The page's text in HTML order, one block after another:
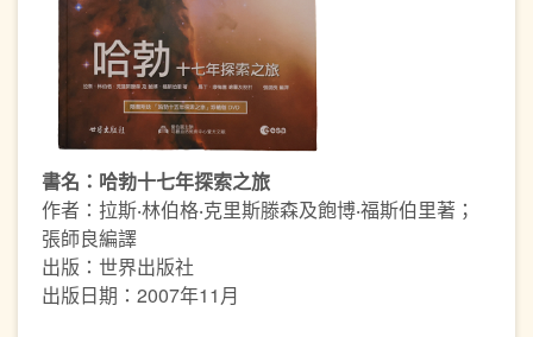
書名：哈勃十七年探索之旅
作者：拉斯‧林伯格‧克里斯滕森及飽博‧福斯伯里著；
張師良編譯
出版：世界出版社
出版日期：2007年11月